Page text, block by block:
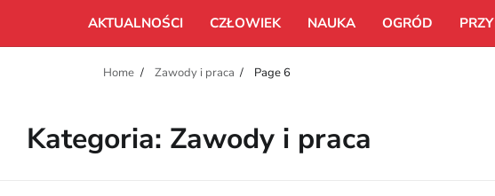
AKTUALNOŚCI CZŁOWIEK NAUKA OGRÓD
Home Zawody i praca Page 6
Kategoria: Zawody i praca